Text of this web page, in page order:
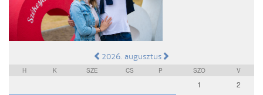
2026. augusztus
H K SZE CS P SZO V
1 2